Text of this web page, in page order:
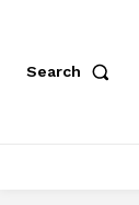
Search